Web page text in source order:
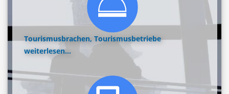
Tourismusbrachen, Tourismusbetriebe
weiterlesen...